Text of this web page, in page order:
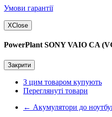
Умови гарантії
XClose
PowerPlant SONY VAIO CA
Закрити
З цим товаром купують
Переглянуті товари
← Акумулятори до